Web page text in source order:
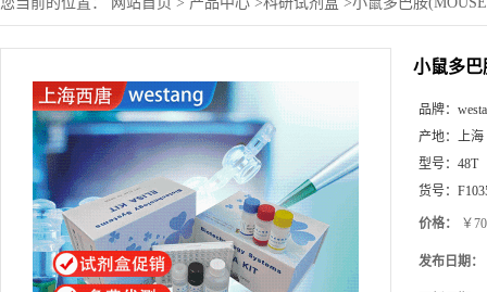
小鼠多巴
品牌：
产地： 上海
型号： 48T
货号：
价格： ￥
发布日期：